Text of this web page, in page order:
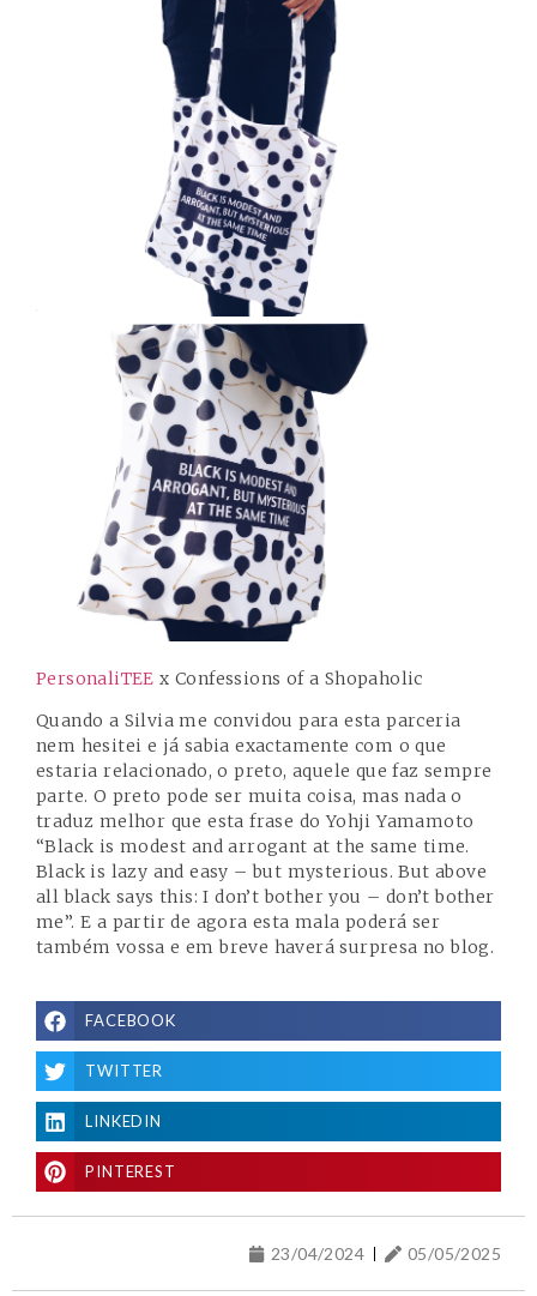
PersonaliTEE x Confessions of a Shopaholic
Quando a Silvia me convidou para esta parceria
nem hesitei e já sabia exactamente com o que
estaria relacionado, o preto, aquele que faz sempre
parte. O preto pode ser muita coisa, mas nada o
traduz melhor que esta frase do Yohji Yamamoto
“Black is modest and arrogant at the same time.
Black is lazy and easy – but mysterious. But above
all black says this: I don’t bother you – don’t bother
me”. E a partir de agora esta mala poderá ser
também vossa e em breve haverá surpresa no blog.
FACEBOOK
TWITTER
LINKEDIN
PINTEREST
23/04/2024 05/05/2025